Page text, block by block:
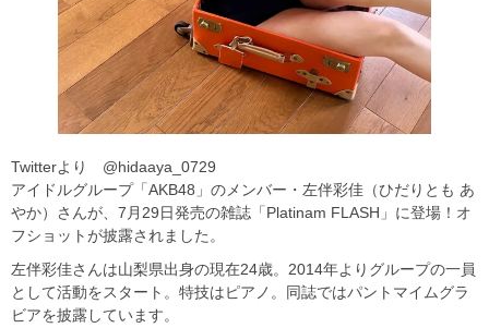
Twitterより @hidaaya_0729
アイドルグループ「AKB48」のメンバー・左伴彩佳（ひだりとも あ
やか）さんが、7月29日発売の雑誌「Platinam FLASH」に登場！オ
フショットが披露されました。
左伴彩佳さんは山梨県出身の現在24歳。2014年よりグループの一員
として活動をスタート。特技はピアノ。同誌ではパントマイムグラ
ビアを披露しています。